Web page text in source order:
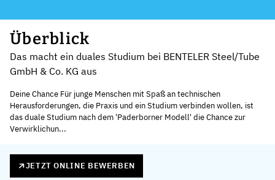
Überblick
Das macht ein duales Studium bei BENTELER Steel/Tube
GmbH & Co. KG aus
Deine Chance Für junge Menschen mit Spaß an technischen
Herausforderungen, die Praxis und ein Studium verbinden wollen, ist
das duale Studium nach dem 'Paderborner Modell' die Chance zur
Verwirklichun...
JETZT ONLINE BEWERBEN